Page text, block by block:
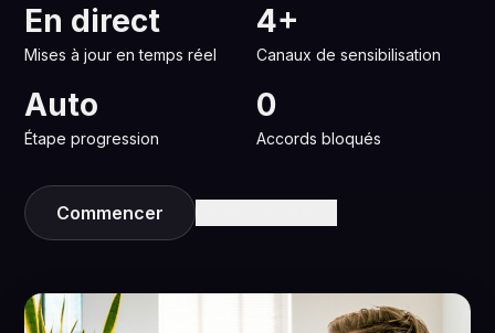
En direct
Mises à jour en temps réel
4+
Canaux de sensibilisation
Auto
Étape progression
0
Accords bloqués
Commencer